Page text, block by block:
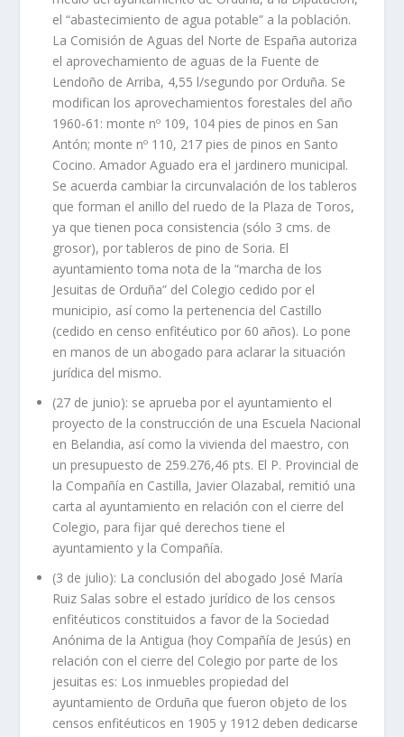
el “abastecimiento de agua potable” a la población.
La Comisión de Aguas del Norte de España autoriza
el aprovechamiento de aguas de la Fuente de
Lendoño de Arriba, 4,55 l/segundo por Orduña. Se
modifican los aprovechamientos forestales del año
1960-61: monte nº 109, 104 pies de pinos en San
Antón; monte nº 110, 217 pies de pinos en Santo
Cocino. Amador Aguado era el jardinero municipal.
Se acuerda cambiar la circunvalación de los tableros
que forman el anillo del ruedo de la Plaza de Toros,
ya que tienen poca consistencia (sólo 3 cms. de
grosor), por tableros de pino de Soria. El
ayuntamiento toma nota de la “marcha de los
Jesuitas de Orduña” del Colegio cedido por el
municipio, así como la pertenencia del Castillo
(cedido en censo enfitéutico por 60 años). Lo pone
en manos de un abogado para aclarar la situación
jurídica del mismo.
(27 de junio): se aprueba por el ayuntamiento el
proyecto de la construcción de una Escuela Nacional
en Belandia, así como la vivienda del maestro, con
un presupuesto de 259.276,46 pts. El P. Provincial de
la Compañía en Castilla, Javier Olazabal, remitió una
carta al ayuntamiento en relación con el cierre del
Colegio, para fijar qué derechos tiene el
ayuntamiento y la Compañía.
(3 de julio): La conclusión del abogado José María
Ruiz Salas sobre el estado jurídico de los censos
enfitéuticos constituidos a favor de la Sociedad
Anónima de la Antigua (hoy Compañía de Jesús) en
relación con el cierre del Colegio por parte de los
jesuitas es: Los inmuebles propiedad del
ayuntamiento de Orduña que fueron objeto de los
censos enfitéuticos en 1905 y 1912 deben dedicarse